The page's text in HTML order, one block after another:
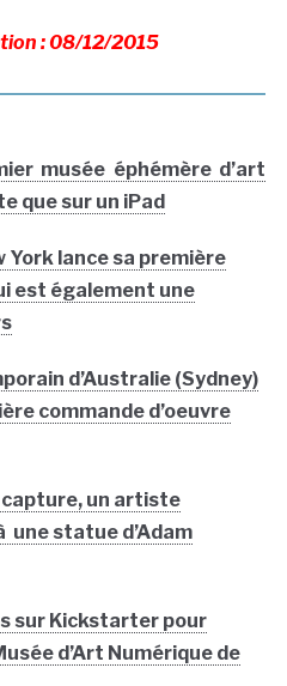
: 08/12/2015
musée éphémère d’art
que sur un iPad
York lance sa première
est également une
d’Australie (Sydney)
commande d’oeuvre
capture, un artiste
une statue d’Adam
sur Kickstarter pour
d’Art Numérique de